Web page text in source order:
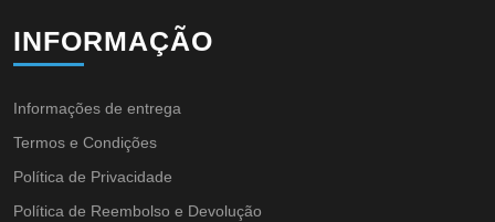
INFORMAÇÃO
Informações de entrega
Termos e Condições
Política de Privacidade
Política de Reembolso e Devolução